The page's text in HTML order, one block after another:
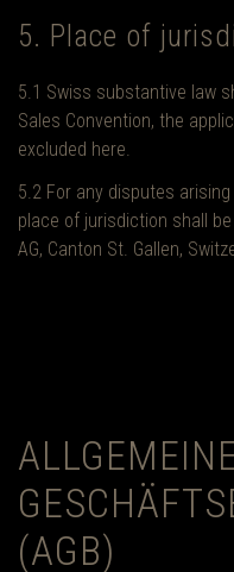
5. Place of
5.1 Swiss substantive law
Sales Convention, the
excluded here.
5.2 For any disputes
place of jurisdiction shall
AG, Canton St. Gallen,
(AGB)